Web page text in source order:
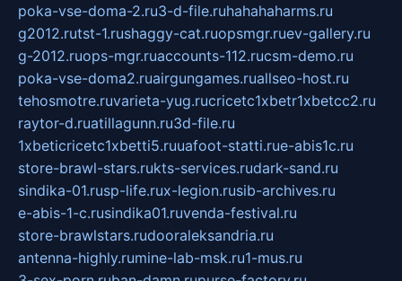
poka-vse-doma-2.ru3-d-file.ruhahahaharms.ru
g2012.rutst-1.rushaggy-cat.ruopsmgr.ruev-gallery.ru
g-2012.ruops-mgr.ruaccounts-112.rucsm-demo.ru
poka-vse-doma2.ruairgungames.ruallseo-host.ru
tehosmotre.ruvarieta-yug.rucricetc1xbetr1xbetcc2.ru
raytor-d.ruatillagunn.ru3d-file.ru
1xbeticricetc1xbetti5.ruuafoot-statti.rue-abis1c.ru
store-brawl-stars.rukts-services.rudark-sand.ru
sindika-01.rusp-life.rux-legion.rusib-archives.ru
e-abis-1-c.rusindika01.ruvenda-festival.ru
store-brawlstars.rudooraleksandria.ru
antenna-highly.rumine-lab-msk.ru1-mus.ru